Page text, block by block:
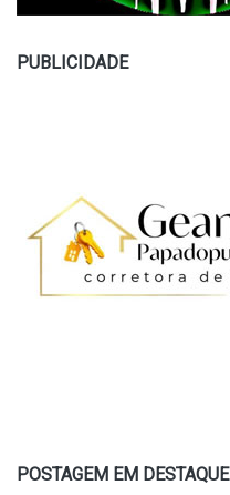
PUBLICIDADE
POSTAGEM EM DESTAQUE